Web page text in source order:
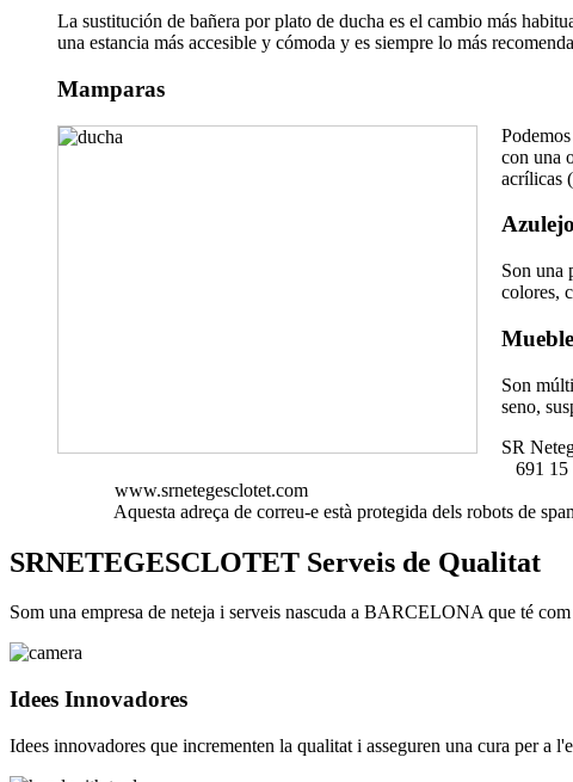
La sustitución de bañera por plato de ducha es el cambio más
una estancia más accesible y cómoda y es siempre lo más
Mamparas
con una
acrílicas
Son una
colores,
Son
seno,
SR
691 15
www.srnetegesclotet.com
Aquesta adreça de correu-e està protegida dels robots de
SRNETEGESCLOTET Serveis de Qualitat
Som una empresa de neteja i serveis nascuda a BARCELONA que té
Idees Innovadores
Idees innovadores que incrementen la qualitat i asseguren una cura per a